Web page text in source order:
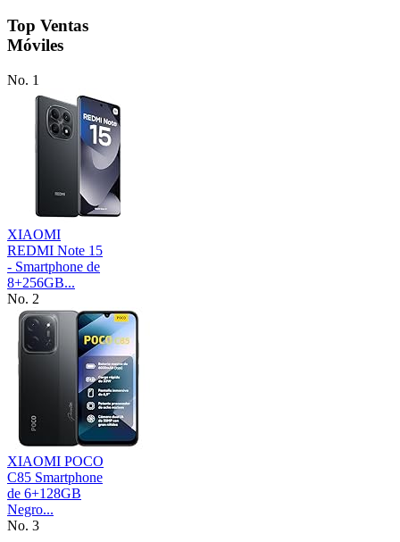
Top Ventas
Móviles
No. 1
XIAOMI
REDMI Note 15
- Smartphone de
8+256GB...
No. 2
XIAOMI POCO
C85 Smartphone
de 6+128GB
Negro...
No. 3